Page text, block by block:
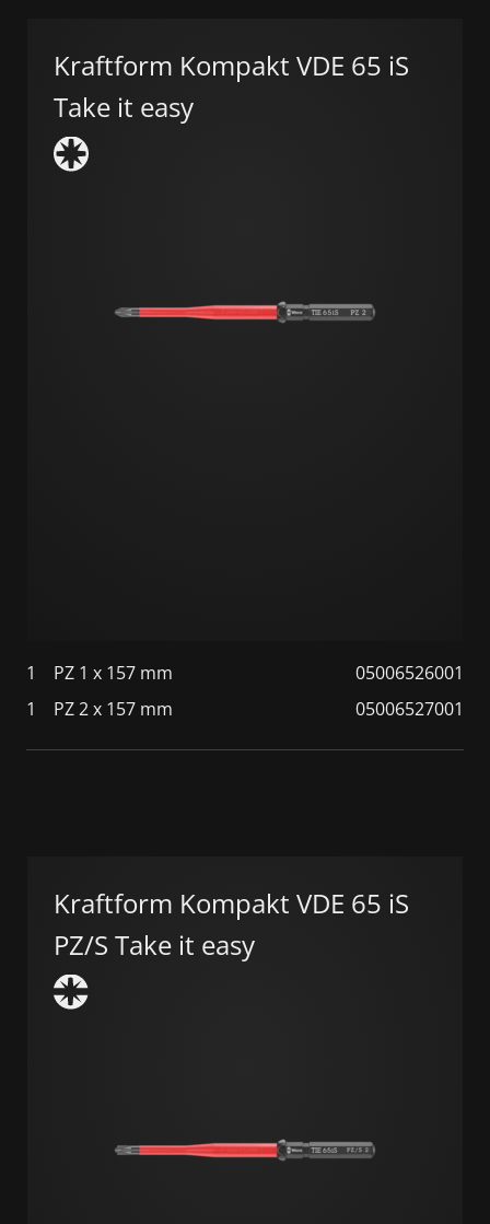
Kraftform Kompakt VDE 65 iS
Take it easy
1 PZ 1 x 157 mm
05006526001
1
PZ 2 x 157 mm 05006527001
Kraftform Kompakt VDE 65 iS
PZ/S Take it easy